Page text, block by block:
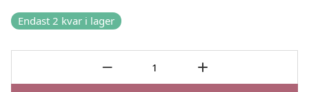
Endast 2 kvar i lager